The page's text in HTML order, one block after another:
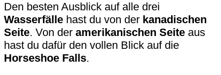
Den besten Ausblick auf alle drei
Wasserfälle hast du von der kanadischen
Seite. Von der amerikanischen Seite aus
hast du dafür den vollen Blick auf die
Horseshoe Falls.